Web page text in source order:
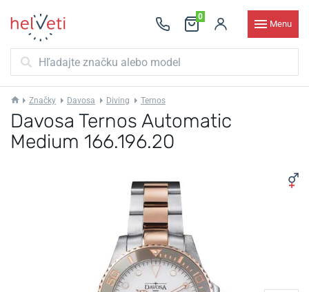
0
Menu
Značky Davosa Diving Ternos
Davosa Ternos Automatic
Medium 166.196.20